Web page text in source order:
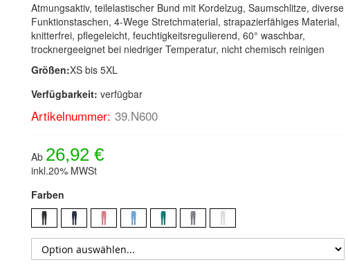
Atmungsaktiv, teilelastischer Bund mit Kordelzug, Saumschlitze, diverse
Funktionstaschen, 4-Wege Stretchmaterial, strapazierfähiges Material,
knitterfrei, pflegeleicht, feuchtigkeitsregulierend, 60° waschbar,
trocknergeeignet bei niedriger Temperatur, nicht chemisch reinigen
Größen:XS bis 5XL
Verfügbarkeit: verfügbar
Artikelnummer: 39.N600
Ab 26,92 €
inkl.20% MWSt
Farben